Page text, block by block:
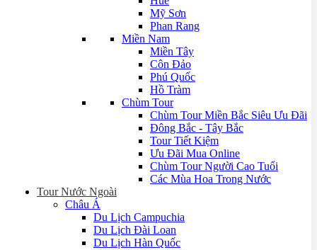
Mỹ Sơn
Phan Rang
Miền Nam
Miền Tây
Côn Đảo
Phú Quốc
Hồ Tràm
Chùm Tour
Chùm Tour Miền Bắc Siêu Ưu Đãi
Đông Bắc - Tây Bắc
Tour Tiết Kiệm
Ưu Đãi Mua Online
Chùm Tour Người Cao Tuổi
Các Mùa Hoa Trong Nước
Tour Nước Ngoài
Châu Á
Du Lịch Campuchia
Du Lịch Đài Loan
Du Lịch Hàn Quốc